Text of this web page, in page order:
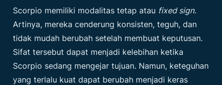
Scorpio memiliki modalitas tetap atau fixed sign.
Artinya, mereka cenderung konsisten, teguh, dan
tidak mudah berubah setelah membuat keputusan.
Sifat tersebut dapat menjadi kelebihan ketika
Scorpio sedang mengejar tujuan. Namun, keteguhan
yang terlalu kuat dapat berubah menjadi keras